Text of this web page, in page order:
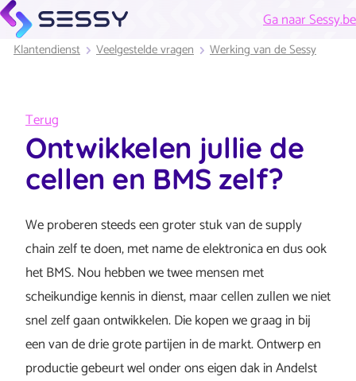
Ga naar Sessy.be
Klantendienst Veelgestelde vragen Werking van de Sessy
Terug
Ontwikkelen jullie de
cellen en BMS zelf?
We proberen steeds een groter stuk van de supply
chain zelf te doen, met name de elektronica en dus ook
het BMS. Nou hebben we twee mensen met
scheikundige kennis in dienst, maar cellen zullen we niet
snel zelf gaan ontwikkelen. Die kopen we graag in bij
een van de drie grote partijen in de markt. Ontwerp en
productie gebeurt wel onder ons eigen dak in Andelst